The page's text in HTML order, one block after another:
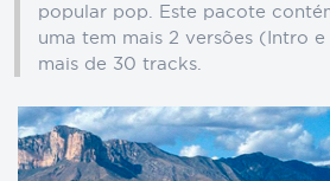
popular pop. Este pacote
uma tem mais 2 versões (Intro
mais de 30 tracks.